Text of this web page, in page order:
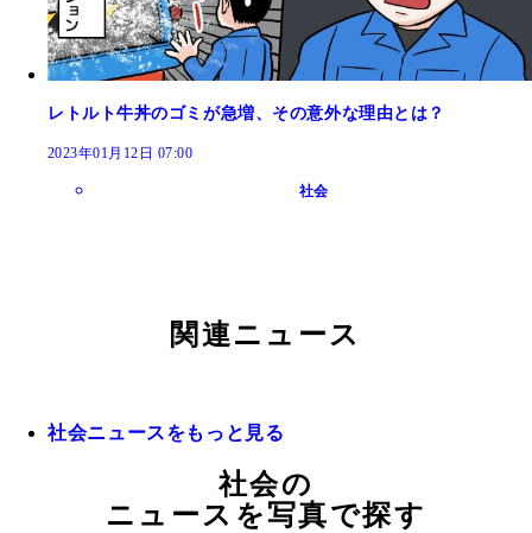
レトルト牛丼のゴミが急増、その意外な理由とは？
2023年01月12日 07:00
社会
関連ニュース
社会ニュースをもっと見る
社会の
ニュースを写真で探す